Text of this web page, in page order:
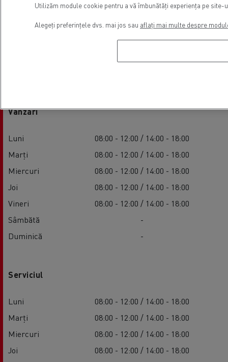
Ore de funcționare a unității
Vânzări
Luni
08:00 - 12:00 / 14:00 - 18:00
Marți
08:00 - 12:00 / 14:00 - 18:00
Miercuri
08:00 - 12:00 / 14:00 - 18:00
Joi
08:00 - 12:00 / 14:00 - 18:00
Vineri
08:00 - 12:00 / 14:00 - 18:00
Sâmbătă
-
Duminică
-
Serviciul
Luni
08:00 - 12:00 / 14:00 - 18:00
Marți
08:00 - 12:00 / 14:00 - 18:00
Miercuri
08:00 - 12:00 / 14:00 - 18:00
Joi
08:00 - 12:00 / 14:00 - 18:00
Utilizăm module cookie pentru a vă îmbunătăți experiența pe
Alegeți preferințele dvs. mai jos sau aflați mai multe despre